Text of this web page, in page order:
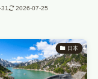
2026-07-25
日本